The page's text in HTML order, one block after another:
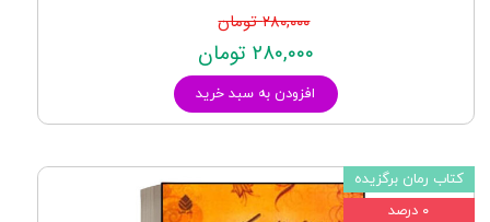
۲۸۰,۰۰۰ تومان
۲۸۰,۰۰۰ تومان
افزودن به سبد خرید
کتاب رمان برگزیده
۰ درصد